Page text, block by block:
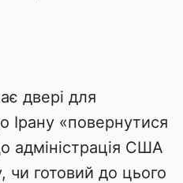
двері для
Ірану «повернутися
адміністрація США
чи готовий до цього